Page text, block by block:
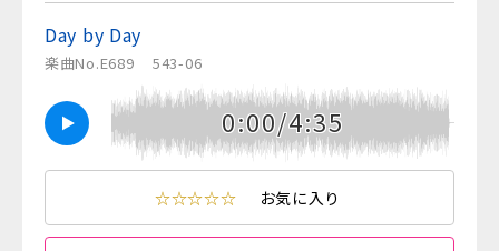
Day by Day
楽曲No.E689 543-06
0:00/4:35
☆☆☆☆☆ お気に入り